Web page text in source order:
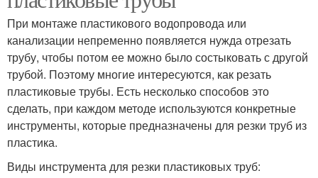
При монтаже пластикового водопровода или
канализации непременно появляется нужда отрезать
трубу, чтобы потом ее можно было состыковать с другой
трубой. Поэтому многие интересуются, как резать
пластиковые трубы. Есть несколько способов это
сделать, при каждом методе используются конкретные
инструменты, которые предназначены для резки труб из
пластика.
Виды инструмента для резки пластиковых труб: